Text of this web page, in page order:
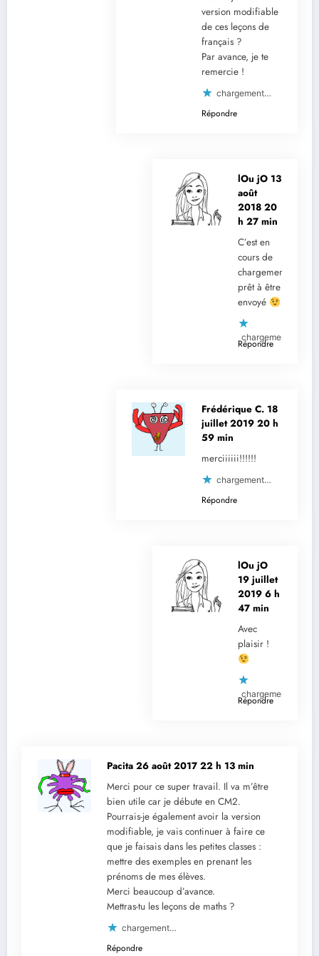
version modifiable
de ces leçons de
français ?
Par avance, je te
remercie !
chargement…
Répondre
lOu jO 13
août
2018 20
h 27 min
C’est en
cours de
chargement,
prêt à être
envoyé
chargement…
Répondre
Frédérique C. 18
juillet 2019 20 h
59 min
merciiiiii!!!!!!
chargement…
Répondre
lOu jO
19 juillet
2019 6 h
47 min
Avec
plaisir !
chargement…
Répondre
Pacita 26 août 2017 22 h 13 min
Merci pour ce super travail. Il va m’être
bien utile car je débute en CM2.
Pourrais-je également avoir la version
modifiable, je vais continuer à faire ce
que je faisais dans les petites classes :
mettre des exemples en prenant les
prénoms de mes élèves.
Merci beaucoup d’avance.
Mettras-tu les leçons de maths ?
chargement…
Répondre